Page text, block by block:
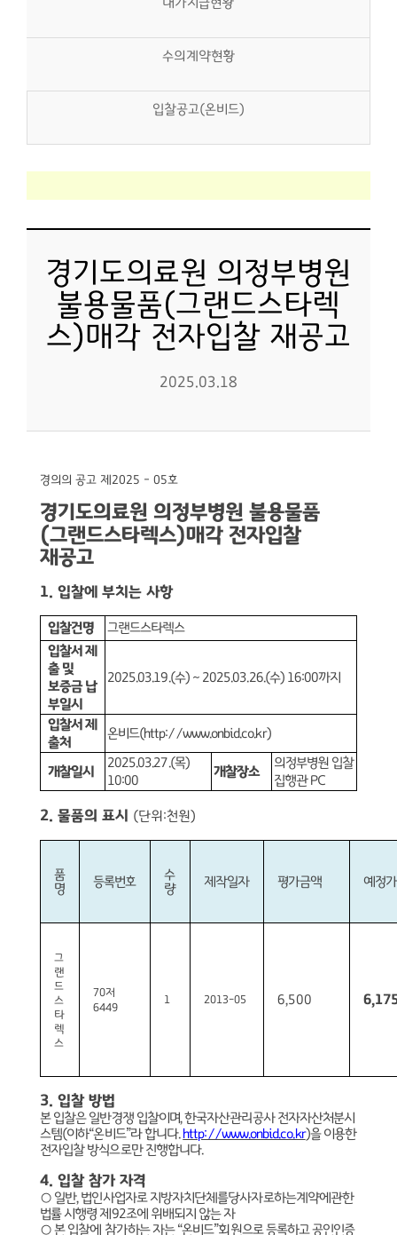
수의계약현황
입찰공고(온비드)
경기도의료원 의정부병원
불용물품(그랜드스타렉
스)매각 전자입찰 재공고
2025.03.18
경의의 공고 제 2025 - 05호
경기도의료원 의정부병원 불용물품
(그랜드스타렉스)매각 전자입찰
재공고
1. 입찰에 부치는 사항
입찰건명
그랜드스타렉스
입찰서 제
출 및
보증금 납
부일시
2025.03.19.(수) ~ 2025.03.26.(수) 16:00까지
입찰서 제
출처
온비드(http://www.onbid.co.kr)
개찰일시
2025.03.27.(목)
10:00
개찰장소
의정부병원 입찰
집행관PC
2. 물품의 표시 (단위 :천원)
품
명
등록번호
수
량
제작일자 평가금액 예정
그
랜
드
스
타
렉
스
70저
6449
1 2013-05 6,500
3. 입찰 방법
본 입찰은 일반경쟁 입찰이며,한국자산관리공사 전자자산처분시
스템(이하“온비드”라 합니다. http://www.onbid.co.kr)을 이용한
전자입찰 방식으로만 진행합니다.
4. 입찰 참가 자격
○ 일반, 법인사업자로 지방자치단체를당사자로하는계약에관한
법률 시행령 제 92조에 위배되지 않는 자
○본 입찰에 참가하는 자는“온비드”회원으로 등록하고 공인인증